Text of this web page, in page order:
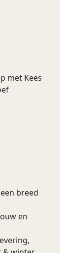
met Kees
breed
en